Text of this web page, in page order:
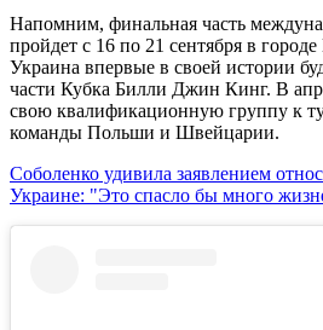
Напомним, финальная часть
пройдет с 16 по 21 сентября в
Украина впервые в своей истории
части Кубка Билли Джин Кинг. В
свою квалификационную группу к
команды Польши и Швейцарии.
Соболенко удивила заявлением
Украине: "Это спасло бы много